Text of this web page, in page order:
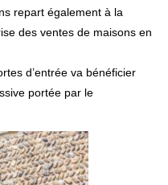
repart également à la
des ventes de maisons en
d’entrée va bénéficier
portée par le